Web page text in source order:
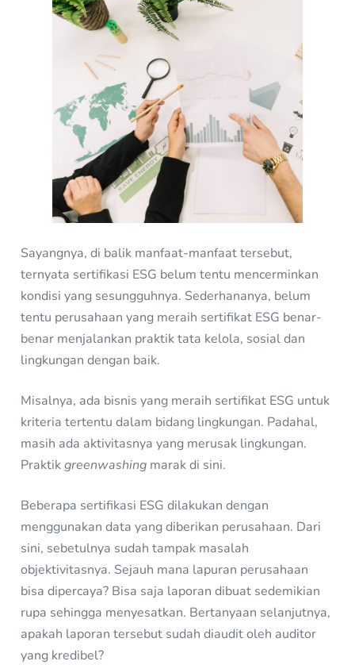
Sayangnya, di balik manfaat-manfaat tersebut,
ternyata sertifikasi ESG belum tentu mencerminkan
kondisi yang sesungguhnya. Sederhananya, belum
tentu perusahaan yang meraih sertifikat ESG benar-
benar menjalankan praktik tata kelola, sosial dan
lingkungan dengan baik.
Misalnya, ada bisnis yang meraih sertifikat ESG untuk
kriteria tertentu dalam bidang lingkungan. Padahal,
masih ada aktivitasnya yang merusak lingkungan.
Praktikgreenwashing marak di sini.
Beberapa sertifikasi ESG dilakukan dengan
menggunakan data yang diberikan perusahaan. Dari
sini, sebetulnya sudah tampak masalah
objektivitasnya. Sejauh mana lapuran perusahaan
bisa dipercaya? Bisa saja laporan dibuat sedemikian
rupa sehingga menyesatkan. Bertanyaan selanjutnya,
apakah laporan tersebut sudah diaudit oleh auditor
yang kredibel?